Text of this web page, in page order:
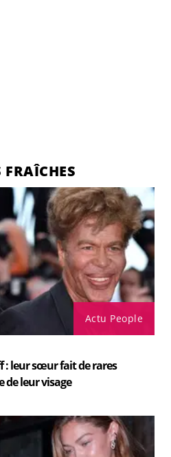
FRAÎCHES
Actu People
: leur sœur fait de rares
de leur visage